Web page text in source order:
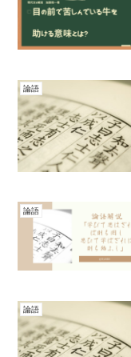
論語
論語
論語